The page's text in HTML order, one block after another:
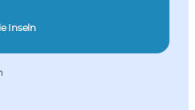
Inseln